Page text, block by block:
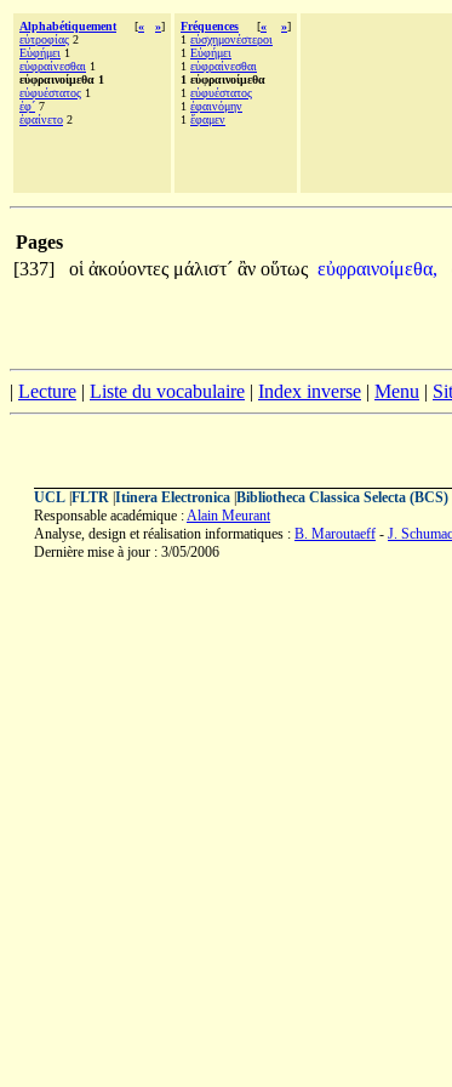
Alphabétiquement [« »]
εὐτροφίας 2
Εὐφήμει 1
εὐφραίνεσθαι 1
εὐφραινοίμεθα 1
εὐφυέστατος 1
ἐφ´ 7
ἐφαίνετο 2
Fréquences [« »]
1 εὐσχημονέστεροι
1 Εὐφήμει
1 εὐφραίνεσθαι
1 εὐφραινοίμεθα
1 εὐφυέστατος
1 ἐφαινόμην
1 ἔφαμεν
Pages
[337]
οἱ ἀκούοντες μάλιστ´ ἂν οὕτως εὐφραινοίμεθα,
| Lecture | Liste du vocabulaire | Index inverse | Menu |
UCL FLTR Itinera Electronica Bibliotheca Classica Selecta (BCS)
Responsable académique :Alain Meurant
Analyse, design et réalisation informatiques : B. Maroutaeff - J.
Dernière mise à jour : 3/05/2006